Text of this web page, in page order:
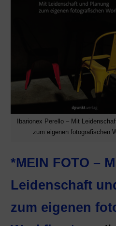
Ibarionex Perello – Mit
zum eigenen fotografischen
*MEIN FOTO –
Leidenschaft
zum eigenen